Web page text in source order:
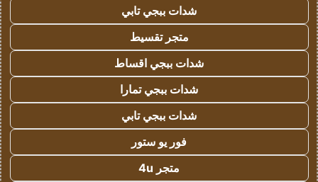
شدات ببجي تابي
متجر تقسيط
شدات ببجي اقساط
شدات ببجي تمارا
شدات ببجي تابي
فور يو ستور
متجر 4u